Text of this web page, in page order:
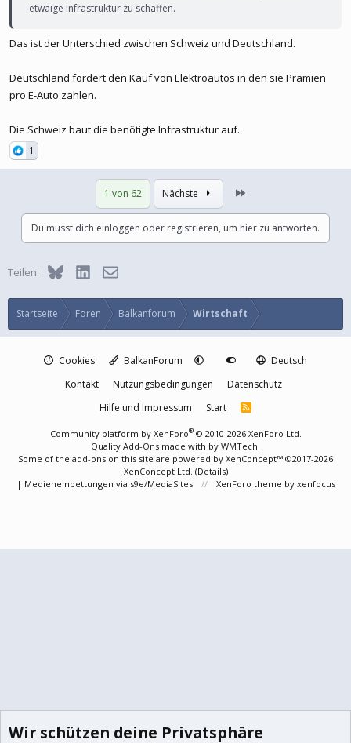
etwaige Infrastruktur zu schaffen.
Das ist der Unterschied zwischen Schweiz und Deutschland.
Deutschland fordert den Kauf von Elektroautos in den sie Prämien
pro E-Auto zahlen.
Die Schweiz baut die benötigte Infrastruktur auf.
1
1 von 62 Nächste
Du musst dich einloggen oder registrieren, um hier zu antworten.
Teilen: BlueskyLinkedInE-Mail
Startseite Foren Balkanforum Wirtschaft
Cookies BalkanForum
Deutsch
Kontakt
Nutzungsbedingungen
Datenschutz
Hilfe und Impressum
Start
R
Community platform by XenForo® © 2010-2026 XenForo Ltd.
Quality Add-Ons made with by WMTech
Some of the add-ons on this site are powered by XenConcept™ ©2017-2026
XenConcept Ltd. (Details)
| Medieneinbettungen via s9e/MediaSites XenForo theme by xenfocus
Wir schützen deine Privatsphäre